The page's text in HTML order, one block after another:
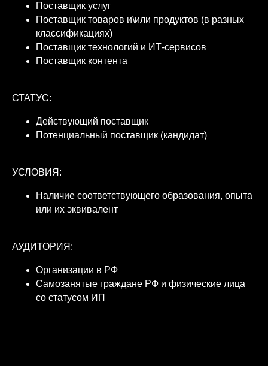
Поставщик услуг
Поставщик товаров и\или продуктов (в разных
классификациях)
Поставщик технологий и ИТ-сервисов
Поставщик контента
СТАТУС:
Действующий поставщик
Потенциальный поставщик (кандидат)
УСЛОВИЯ:
Наличие соответствующего образования, опыта
или их эквивалент
АУДИТОРИЯ:
Организации в РФ
Самозанятые граждане РФ и физические лица
со статусом ИП